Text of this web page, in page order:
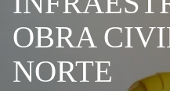
OBRA
NORTE